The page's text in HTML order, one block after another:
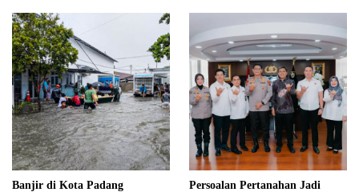
Banjir di Kota Padang
Persoalan Pertanahan Jadi